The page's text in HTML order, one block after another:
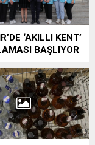
‘AKILLI KENT’
BAŞLIYOR